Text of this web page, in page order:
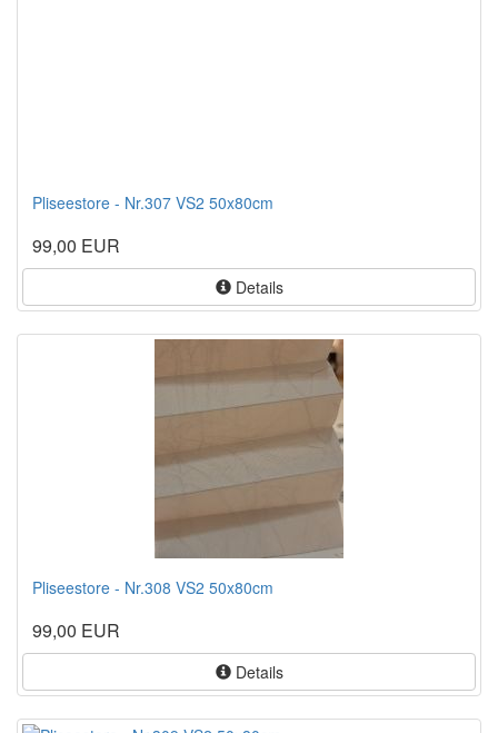
Pliseestore - Nr.307 VS2 50x80cm
99,00 EUR
Details
Pliseestore - Nr.308 VS2 50x80cm
99,00 EUR
Details